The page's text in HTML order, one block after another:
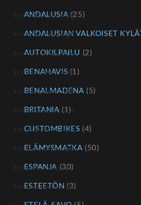
ANDALUSIA (25)
ANDALUSIAN VALKOISET KYLÄT
AUTOKILPAILU (2)
BENAHAVIS (1)
BENALMADENA (5)
BRITANIA (1)
CUSTOMBIKES (4)
ELÄMYSMATKA (50)
ESPANJA (30)
ESTEETÖN (3)